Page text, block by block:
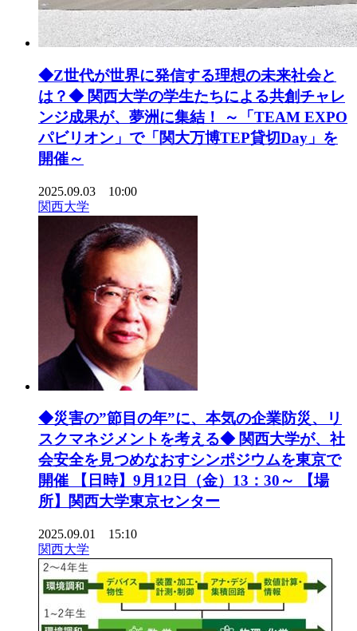
◆Z世代が世界に発信する理想の未来社会と
は？◆ 関西大学の学生たちによる共創チャレ
ンジ成果が、夢洲に集結！ ～「TEAM EXPO
パビリオン」で「関大万博TEP貸切Day」を
開催～
2025.09.03 10:00
関西大学
◆災害の”節目の年”に、本気の企業防災、リ
スクマネジメントを考える◆ 関西大学が、社
会安全を見つめなおすシンポジウムを東京で
開催 【日時】9月12日（金）13：30～ 【場
所】関西大学東京センター
2025.09.01 15:10
関西大学